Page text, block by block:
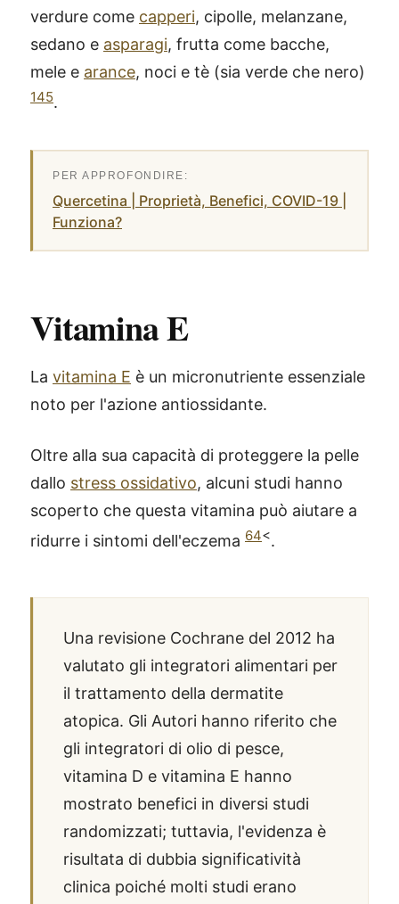
verdure come capperi, cipolle, melanzane,
sedano e asparagi, frutta come bacche,
mele e arance, noci e tè (sia verde che nero)
145.
Quercetina | Proprietà, Benefici, COVID-19 |
Funziona?
Vitamina E
La vitamina E è un micronutriente essenziale
noto per l'azione antiossidante.
Oltre alla sua capacità di proteggere la pelle
dallo stress ossidativo, alcuni studi hanno
scoperto che questa vitamina può aiutare a
ridurre i sintomi dell'eczema 64<.
Una revisione Cochrane del 2012 ha
valutato gli integratori alimentari per
il trattamento della dermatite
atopica. Gli Autori hanno riferito che
gli integratori di olio di pesce,
vitamina D e vitamina E hanno
mostrato benefici in diversi studi
randomizzati; tuttavia, l'evidenza è
risultata di dubbia significatività
clinica poiché molti studi erano